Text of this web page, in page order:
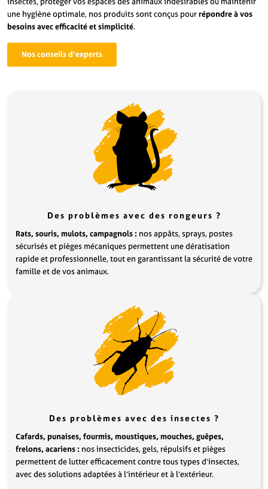
une hygiène optimale, nos produits sont conçus pourrépondre à vos
besoins avec efficacité et simplicité.
Nos conseils d’experts
Des problèmes avec des rongeurs ?
Rats, souris, mulots, campagnols : nos appâts, sprays, postes
sécurisés et pièges mécaniques permettent une dératisation
rapide et professionnelle, tout en garantissant la sécurité de votre
famille et de vos animaux.
Des problèmes avec des insectes ?
Cafards, punaises, fourmis, moustiques, mouches, guêpes,
frelons, acariens : nos insecticides, gels, répulsifs et pièges
permettent de lutter efficacement contre tous types d’insectes,
avec des solutions adaptées à l’intérieur et à l’extérieur.